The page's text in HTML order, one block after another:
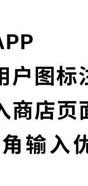
蓝灯加速器已为所有
多语言界面
蓝灯加速器提供多种
高级数据泄漏